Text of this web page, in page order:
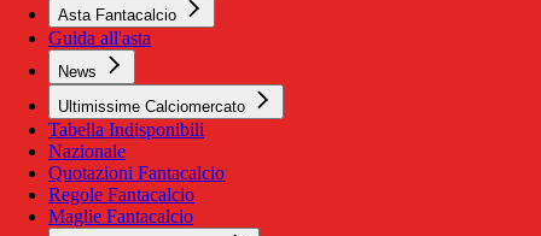
Asta Fantacalcio
Guida all'asta
News
Ultimissime Calciomercato
Tabella Indisponibili
Nazionale
Quotazioni Fantacalcio
Regole Fantacalcio
Maglie Fantacalcio